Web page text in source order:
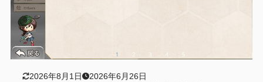
2026年8月1日 2026年6月26日